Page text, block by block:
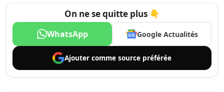
On ne se quitte plus 👇
WhatsApp Google Actualités
Ajouter comme source préférée